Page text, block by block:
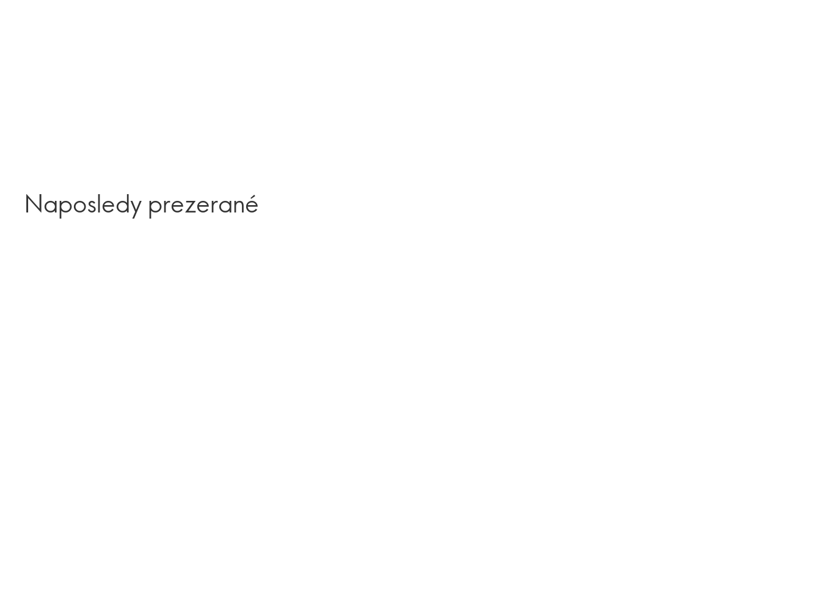
Naposledy prezerané